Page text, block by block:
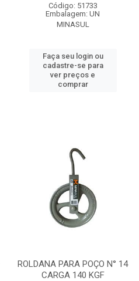
Código: 51733
Embalagem: UN
MINASUL
Faça seu login ou
cadastre-se para
ver preços e
comprar
ROLDANA PARA POÇO N° 14
CARGA 140 KGF